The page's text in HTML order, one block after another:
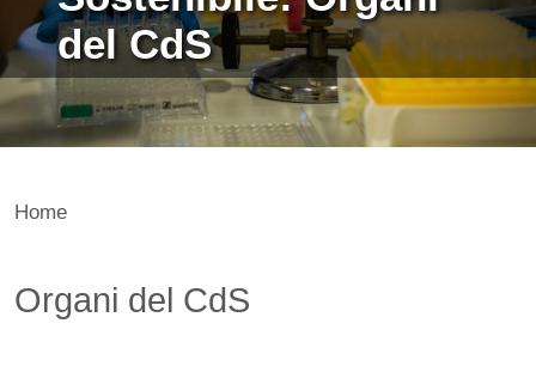
del CdS
Home
Contenuto
Organi del CdS